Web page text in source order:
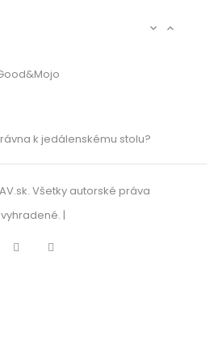
 
k jedálenskému stolu?
Všetky autorské práva
vyhradené. |
Facebook